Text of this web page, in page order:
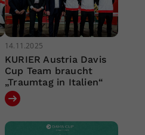
14.11.2025
KURIER Austria Davis
Cup Team braucht
„Traumtag in Italien“